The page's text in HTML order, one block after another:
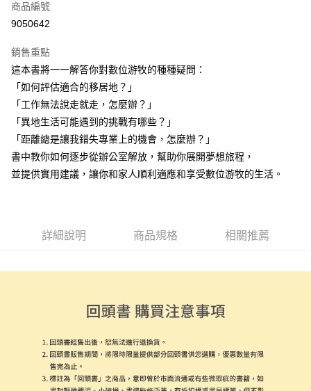
超商取貨付款
Apple Pay
街口支付
悠遊付
ATM付款
運送方式
每筆NT$60，滿NT$799(含以上)免運費
每筆NT$60，滿NT$799(含以上)免運費
商品編號
9050642
銷售重點
這本書將一一解答你對數位游牧的種種疑問：
「如何評估適合的移居地？」
「工作無法說走就走，怎麼辦？」
「異地生活可能遇到的挑戰有哪些？」
「距離總是讓我錯失專業上的機會，怎麼辦？」
書中教你如何逐步從辦公室解放，幫助你展開夢想旅程，
並提供實用建議，讓你和家人順利適應和享受數位游牧的生活。
詳細說明 商品規格 相關推薦